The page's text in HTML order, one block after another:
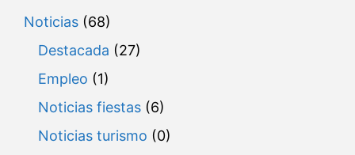
Noticias (68)
Destacada (27)
Empleo (1)
Noticias fiestas (6)
Noticias turismo (0)